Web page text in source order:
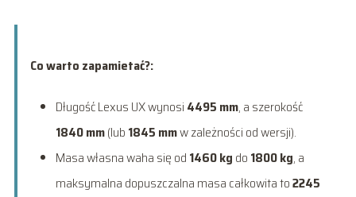
Co warto zapamietać?:
Długość Lexus UX wynosi 4495 mm, a szerokość
1840 mm(lub 1845 mmw zależności od wersji).
Masa własna waha się od 1460 kg do 1800 kg, a
maksymalna dopuszczalna masa całkowita to2245